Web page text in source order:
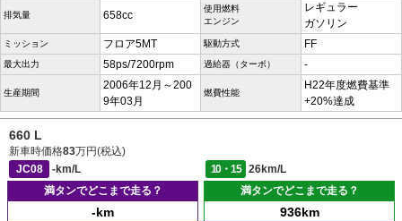
排気量 658cc
使用燃料
エンジン
レギュラー
ガソリン
ミッション フロア5MT 駆動方式 FF
最大出力 58ps/7200rpm 過給器（ターボ） -
生産期間
2006年12月～200
9年03月
燃費性能
H22年度燃費基準
+20%達成
660 L
新車時価格83万円(税込)
JC08
-km/L 10・15
26km/L
満タンでどこまで走る？
-km
満タンでどこまで走る？
936km